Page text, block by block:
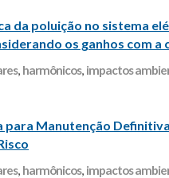
da poluição no sistema
os ganhos com a
, harmônicos, impactos
Manutenção
, harmônicos, impactos